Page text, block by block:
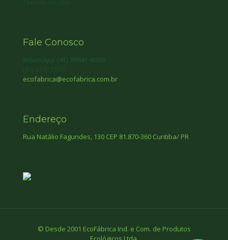
Fale Conosco
ecofabrica@ecofabrica.com.br
Endereço
Rua Natálio Fagundes, 130 CEP 81.870-360 Curitiba/ PR
© Desde 2001 EcoFábrica Ind. e Com. de Produtos